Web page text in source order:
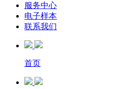
服务中心
电子样本
联系我们
首页